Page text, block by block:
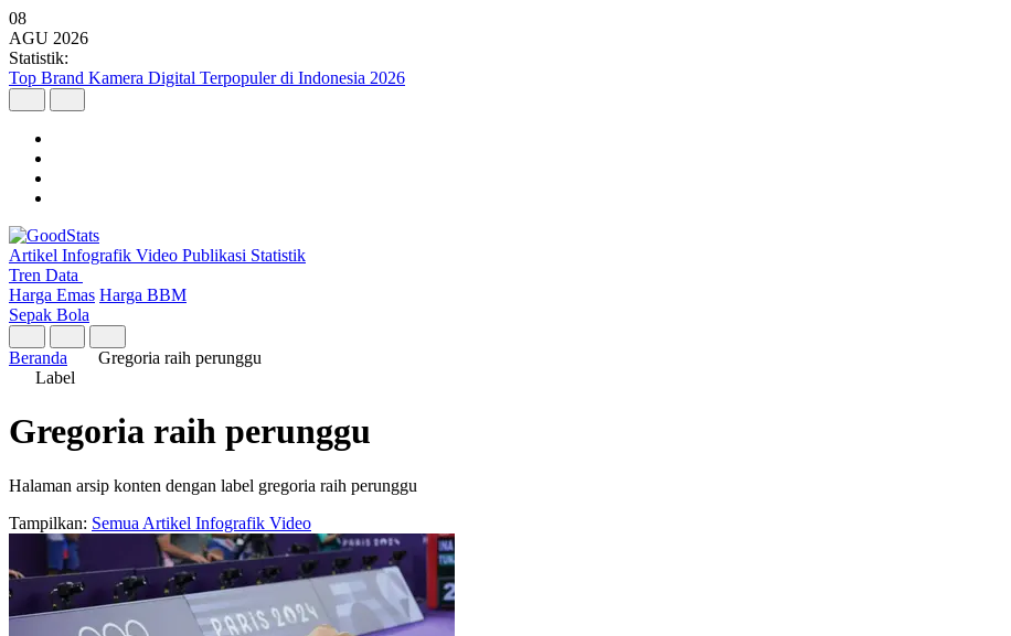
08
AGU 2026
Statistik:
Top Brand Kamera Digital Terpopuler di Indonesia 2026
Artikel Infografik Video Publikasi Statistik
Tren Data
Harga Emas Harga BBM
Sepak Bola
Beranda
Gregoria raih perunggu
Label
Gregoria raih perunggu
Halaman arsip konten dengan label gregoria raih perunggu
Tampilkan: Semua Artikel Infografik Video